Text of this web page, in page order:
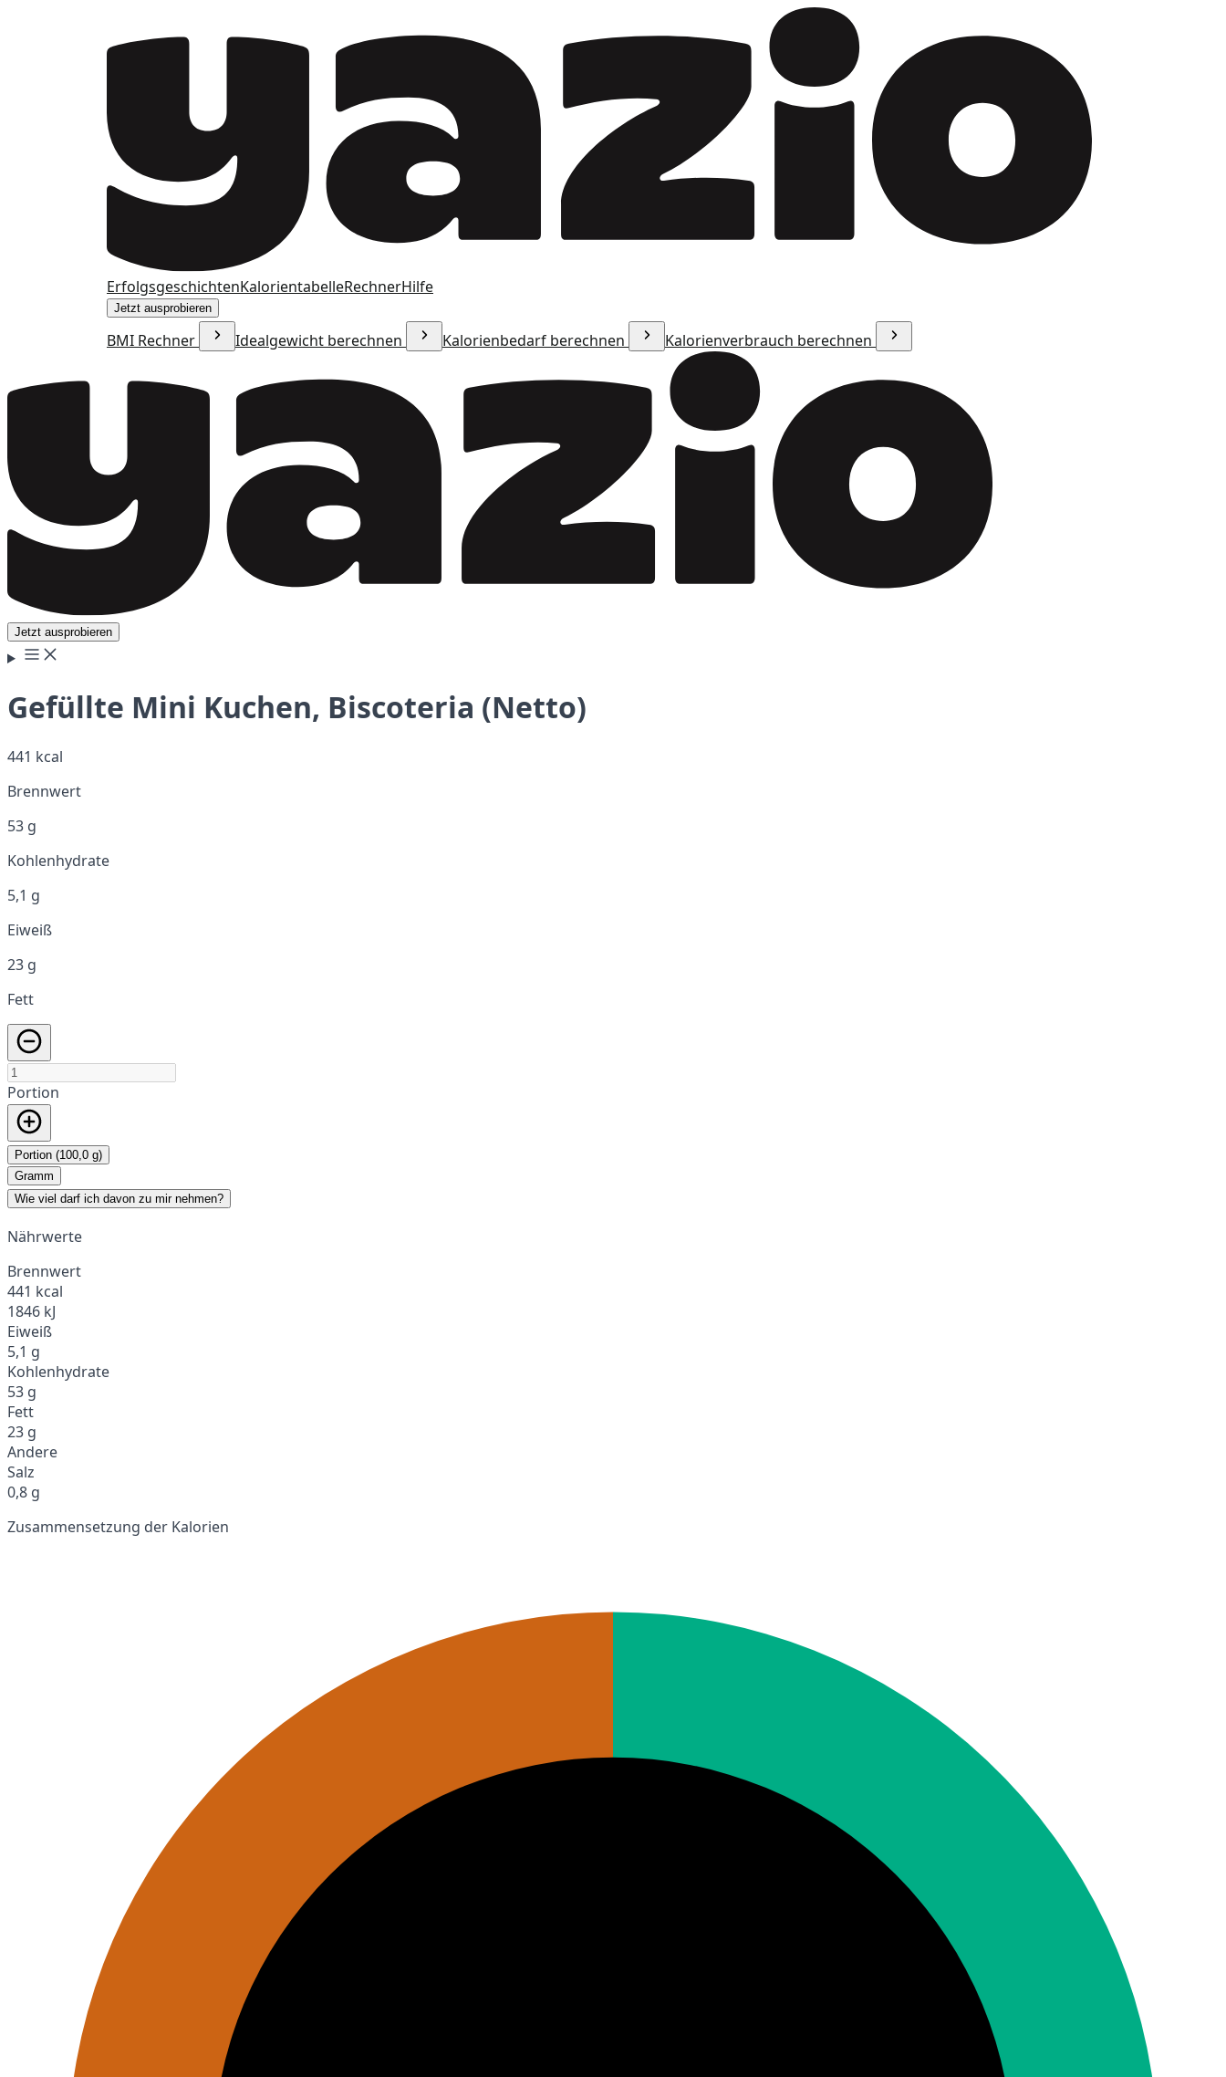
ErfolgsgeschichtenKalorientabelleRechnerHilfe
Jetzt ausprobieren
BMI Rechner Idealgewicht berechnen Kalorienbedarf berechnen Kalorienverbrauch berechnen
Jetzt ausprobieren
Gefüllte Mini Kuchen, Biscoteria (Netto)
441 kcal
Brennwert
53 g
Kohlenhydrate
5,1 g
Eiweiß
23 g
Fett
Portion
Portion (100,0 g)
Gramm
Wie viel darf ich davon zu mir nehmen?
Nährwerte
Brennwert
441 kcal
1846 kJ
Eiweiß
5,1 g
Kohlenhydrate
53 g
Fett
23 g
Andere
Salz
0,8 g
Zusammensetzung der Kalorien